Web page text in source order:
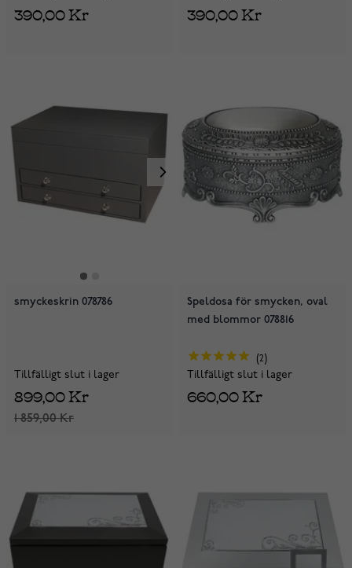
390,00 Kr 390,00 Kr
smyckeskrin 078786
Tillfälligt slut i lager
1 859,00 Kr
899,00 Kr
Speldosa för smycken, oval
med blommor 078816
2
Tillfälligt slut i lager
660,00 Kr